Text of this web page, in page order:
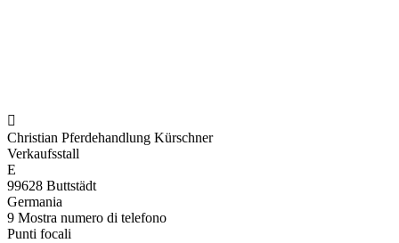

Christian Pferdehandlung Kürschner
Verkaufsstall
E
99628 Buttstädt
Germania
9 Mostra numero di telefono
Punti focali